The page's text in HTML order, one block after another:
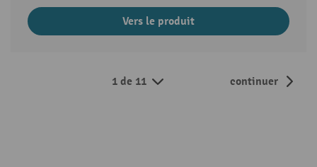
Vers le produit
1 de 11 continuer